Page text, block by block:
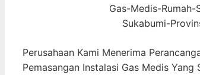
Gas-Medis-
Sukabumi-
Perusahaan Kami Menerima
Pemasangan Instalasi Gas Medis